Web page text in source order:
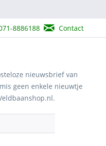
8886188 Contact
nieuwsbrief van
geen enkele nieuwtje